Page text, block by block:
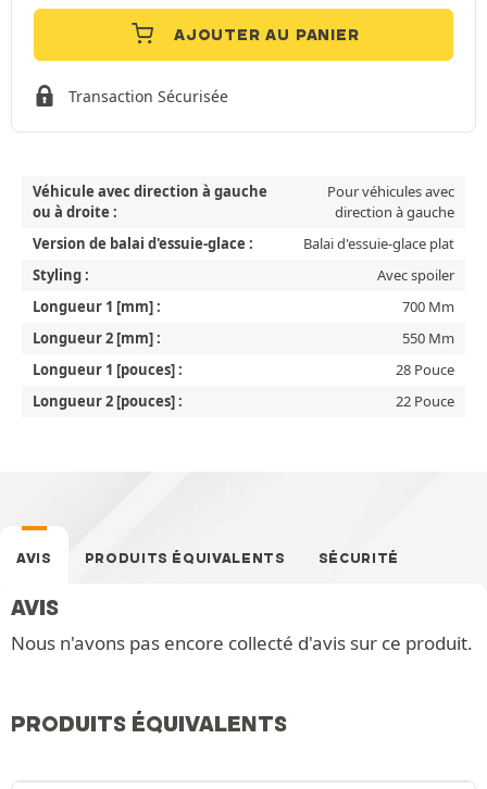
AJOUTER AU PANIER
Transaction Sécurisée
Véhicule avec direction à gauche
ou à droite :
Pour véhicules avec
direction à gauche
Version de balai d'essuie-glace :
Balai d'essuie-glace plat
Styling :
Avec spoiler
Longueur 1 [mm] :
700 Mm
Longueur 2 [mm] :
550 Mm
Longueur 1 [pouces] :
28 Pouce
Longueur 2 [pouces] :
22 Pouce
AVIS PRODUITS ÉQUIVALENTS SÉCURITÉ
AVIS
Nous n'avons pas encore collecté d'avis sur ce produit.
PRODUITS ÉQUIVALENTS